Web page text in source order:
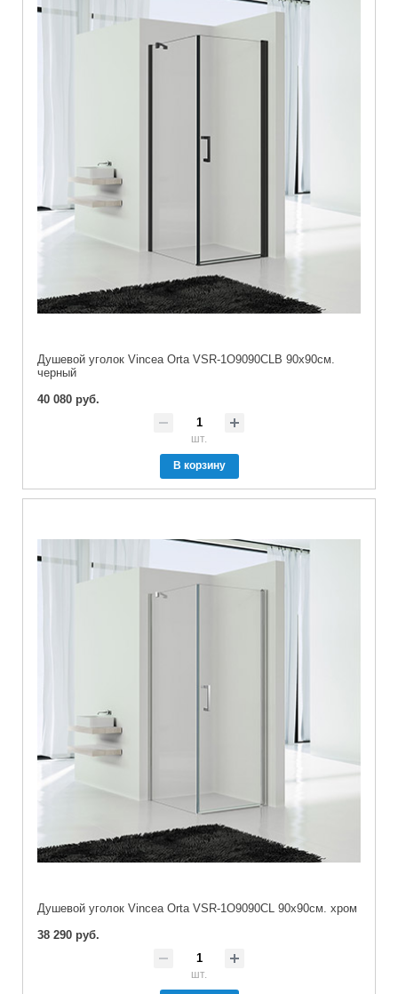
Душевой уголок Vincea Orta VSR-1O9090CLB 90х90см.
черный
40 080 руб.
шт.
В корзину
Душевой уголок Vincea Orta VSR-1O9090CL 90х90см. хром
38 290 руб.
шт.